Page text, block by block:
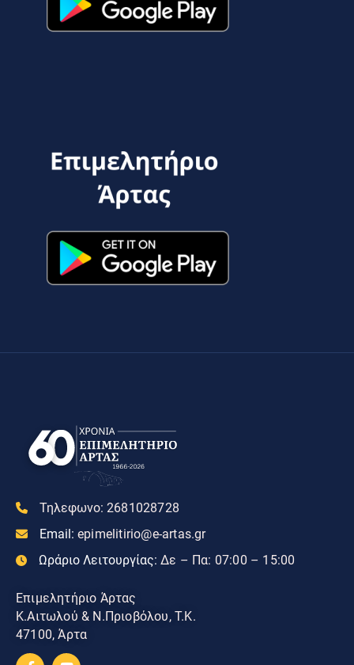
Τηλεφωνο: 2681028728
Email: epimelitirio@e-artas.gr
Ωράριο Λειτουργίας: Δε – Πα: 07:00 – 15:00
Επιμελητήριο Άρτας
Κ.Αιτωλού & Ν.Πριοβόλου, Τ.Κ.
47100, Άρτα